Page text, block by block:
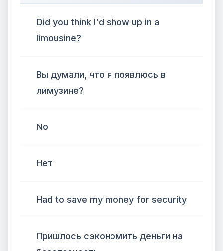
Did you think I'd show up in a
limousine?
Вы думали, что я появлюсь в
лимузине?
No
Нет
Had to save my money for security
Пришлось сэкономить деньги на